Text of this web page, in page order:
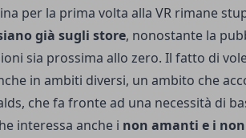
per la prima volta alla VR rimane
già sugli store, nonostante la
sia prossima allo zero. Il fatto di
in ambiti diversi, un ambito che
che fa fronte ad una necessità di
interessa anche i non amanti e i non